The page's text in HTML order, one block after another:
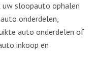
sloopauto ophalen
onderdelen,
auto onderdelen of
inkoop en